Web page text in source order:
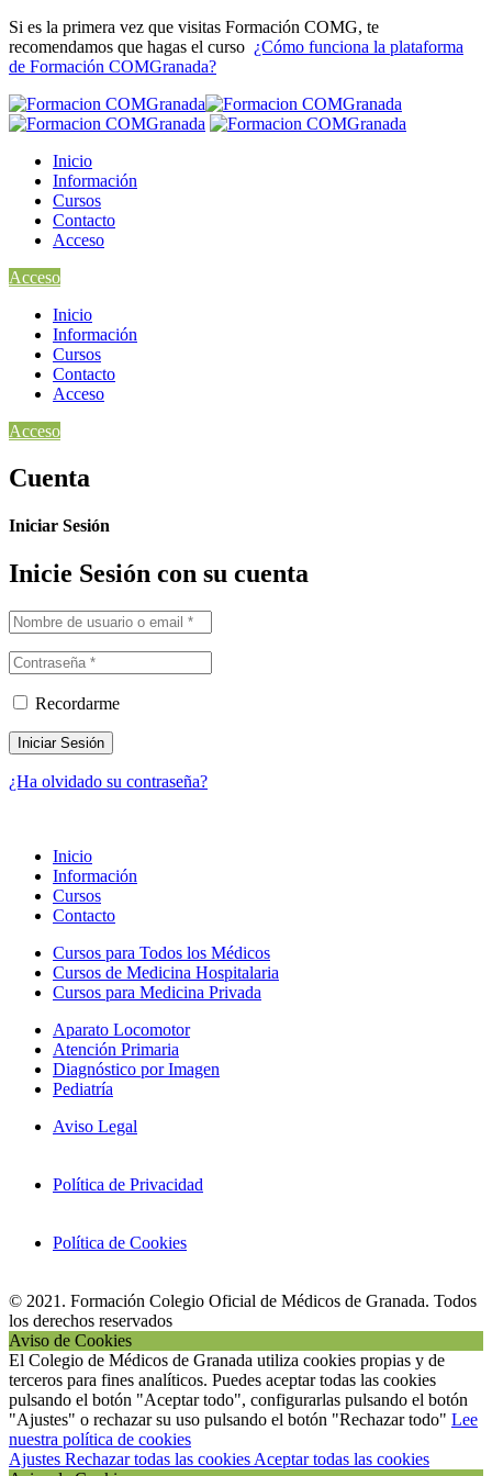
Si es la primera vez que visitas Formación COMG, te
recomendamos que hagas el curso ¿Cómo funciona la plataforma
de Formación COMGranada?
Inicio
Información
Cursos
Contacto
Acceso
Acceso
Inicio
Información
Cursos
Contacto
Acceso
Acceso
Cuenta
Iniciar Sesión
Inicie Sesión con su cuenta
Recordarme
¿Ha olvidado su contraseña?
Inicio
Información
Cursos
Contacto
Cursos para Todos los Médicos
Cursos de Medicina Hospitalaria
Cursos para Medicina Privada
Aparato Locomotor
Atención Primaria
Diagnóstico por Imagen
Pediatría
Aviso Legal
Política de Privacidad
Política de Cookies
© 2021. Formación Colegio Oficial de Médicos de Granada. Todos
los derechos reservados
Aviso de Cookies
El Colegio de Médicos de Granada utiliza cookies propias y de
terceros para fines analíticos. Puedes aceptar todas las cookies
pulsando el botón "Aceptar todo", configurarlas pulsando el botón
"Ajustes" o rechazar su uso pulsando el botón "Rechazar todo" Lee
nuestra política de cookies
Ajustes Rechazar todas las cookies Aceptar todas las cookies